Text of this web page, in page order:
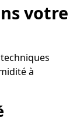
votre
à